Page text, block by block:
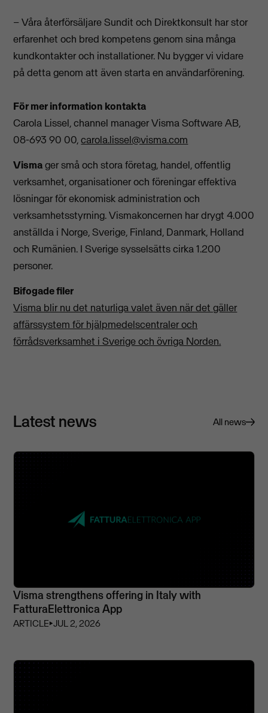
– Våra återförsäljare Sundit och Direktkonsult har stor
erfarenhet och bred kompetens genom sina många
kundkontakter och installationer. Nu bygger vi vidare
på detta genom att även starta en användarförening.
För mer information kontakta
Carola Lissel, channel manager Visma Software AB,
08-693 90 00,carola.lissel@visma.com
Vismager små och stora företag, handel, offentlig
verksamhet, organisationer och föreningar effektiva
lösningar för ekonomisk administration och
verksamhetsstyrning. Vismakoncernen har drygt 4.000
anställda i Norge, Sverige, Finland, Danmark, Holland
och Rumänien. I Sverige sysselsätts cirka 1.200
personer.
Bifogade filer
Visma blir nu det naturliga valet även när det gäller
affärssystem för hjälpmedelscentraler och
förrådsverksamhet i Sverige och övriga Norden.
Latest news All news
Visma strengthens offering in Italy with
FatturaElettronica App
ARTICLE⏵JUL 2, 2026